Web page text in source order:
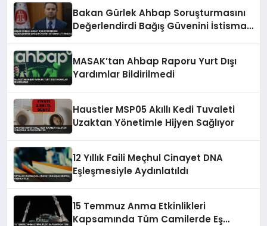
Bakan Gürlek Ahbap Soruşturmasını
Değerlendirdi Bağış Güvenini İstismar
MASAK’tan Ahbap Raporu Yurt Dışı
Yardımlar Bildirilmedi
Haustier MSP05 Akıllı Kedi Tuvaleti
Uzaktan Yönetimle Hijyen Sağlıyor
12 Yıllık Faili Meçhul Cinayet DNA
Eşleşmesiyle Aydınlatıldı
15 Temmuz Anma Etkinlikleri
Kapsamında Tüm Camilerde Eş